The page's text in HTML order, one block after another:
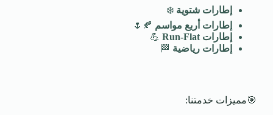
إطارات شتوية ❄️
إطارات أربع مواسم 🍂🌷
إطارات Run-Flat
💪
إطارات رياضية 🏁
🎯مميزات خدمتنا: